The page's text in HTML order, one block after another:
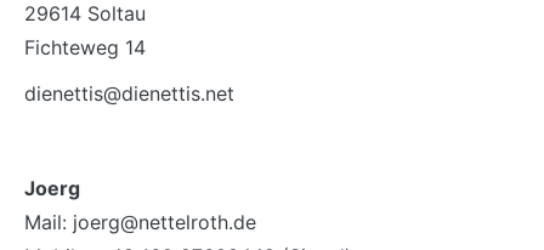
29614 Soltau
Fichteweg 14
dienettis@dienettis.net
Joerg
Mail: joerg@nettelroth.de